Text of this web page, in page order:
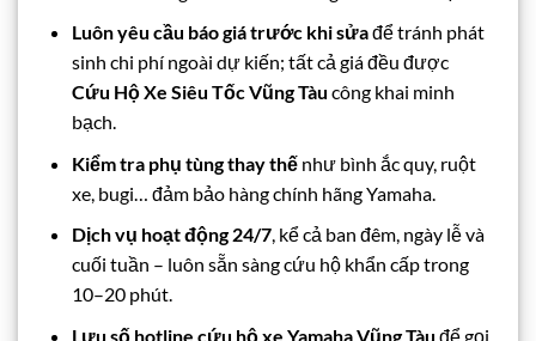
Luôn yêu cầu báo giá trước khi sửađể tránh phát
sinh chi phí ngoài dự kiến; tất cả giá đều được
Cứu Hộ Xe Siêu Tốc Vũng Tàu công khai minh
bạch.
Kiểm tra phụ tùng thay thếnhư bình ắc quy, ruột
xe, bugi… đảm bảo hàng chính hãng Yamaha.
Dịch vụ hoạt động 24/7, kể cả ban đêm, ngày lễ và
cuối tuần – luôn sẵn sàng cứu hộ khẩn cấp trong
10–20 phút.
Lưu số hotline cứu hộ xe Yamaha Vũng Tàu để gọi